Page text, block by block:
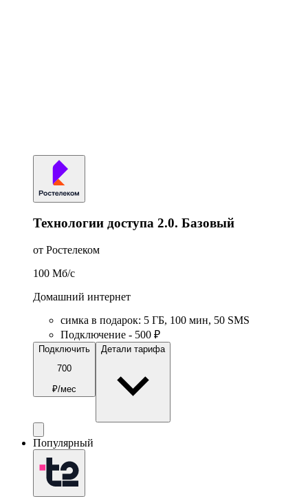
Технологии доступа 2.0. Базовый
от Ростелеком
100 Мб/c
Домашний интернет
симка в подарок: 5 ГБ, 100 мин, 50 SMS
Подключение - 500 ₽
Подключить
700
₽/мес
Детали тарифа
Популярный